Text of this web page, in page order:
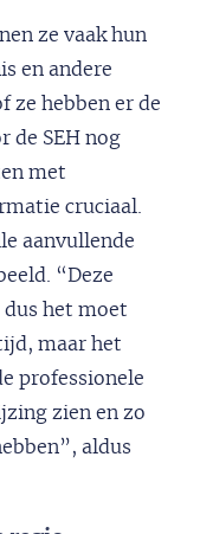
ze vaak hun
en andere
ze hebben er de
de SEH nog
met
cruciaal.
aanvullende
“Deze
het moet
maar het
professionele
zien en zo
aldus